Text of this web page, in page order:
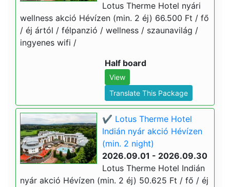
Lotus Therme Hotel nyári
wellness akció Hévízen (min. 2 éj) 66.500 Ft / fő
/ éj ártól / félpanzió / wellness / szaunavilág /
ingyenes wifi /
Half board
View
Translate This Package
✔️ Lotus Therme Hotel
Indián nyár akció Hévízen
(min. 2 night)
2026.09.01 - 2026.09.30
Lotus Therme Hotel Indián
nyár akció Hévízen (min. 2 éj) 50.625 Ft / fő / éj